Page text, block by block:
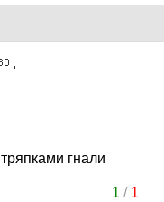
гнали
1 / 1